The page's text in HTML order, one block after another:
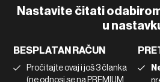
Nastavite čitati
u
BESPLATAN RAČUN
Pročitajte ovaj i još 3 članka
(ne odnosi se na PREMIUM
Pravila privatnosti
Korištenje umjetne inteligencije
Tiktok